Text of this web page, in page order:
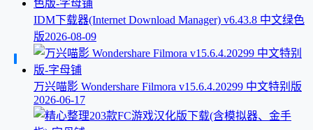
IDM下载器(Internet Download Manager) v6.43.8 中文绿色
版2026-08-09
万兴喵影 Wondershare Filmora v15.6.4.20299 中文特别版
2026-06-17